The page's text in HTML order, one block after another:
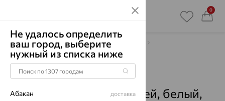
0
Главная Каталог
Браслеты декоративные
Микс полудрагоценных камней
Браслет, золото, микс
полудрагоценных камней, белый,
Не удалось определить
ваш город, выберите
нужный из списка ниже
Абакан доставка